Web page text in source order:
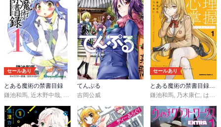
セールあり
とある魔術の禁書目録
鎌池和馬, 近木野中哉, はいむらきよたか
てんぷる
吉岡公威
セールあり
とある魔術の禁書目録外伝 とある科学の心理掌握
鎌池和馬, 乃木康仁, はいむらきよたか